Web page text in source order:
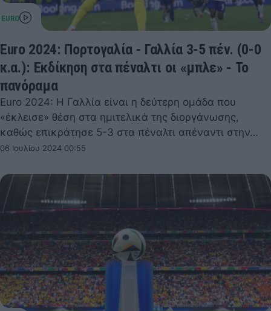
Euro 2024: Πορτογαλία - Γαλλία 3-5 πέν. (0-0
κ.α.): Εκδίκηση στα πέναλτι οι «μπλε» - Το
πανόραμα
Euro 2024: Η Γαλλία είναι η δεύτερη ομάδα που
«έκλεισε» θέση στα ημιτελικά της διοργάνωσης,
καθώς επικράτησε 5-3 στα πέναλτι απέναντι στην…
06 Ιουλίου 2024 00:55